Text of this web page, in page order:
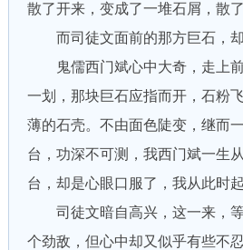
散了开来，变成了一堆石屑，散了
而司徒文面前的那方巨石，却
鬼儒西门斌心中大奇，走上前
一划，那块巨石应指而开，石粉
薄的石壳。不由面色陡变，继而
台，功深不可测，我西门斌一生
台，却是心眼口服了，我从此时
司徒文暗自高兴，这一来，等
个劲敌，但心中却又似乎有些不